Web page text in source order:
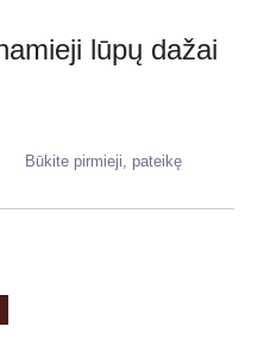
lūpų dažai
Būkite pirmieji, pateikę